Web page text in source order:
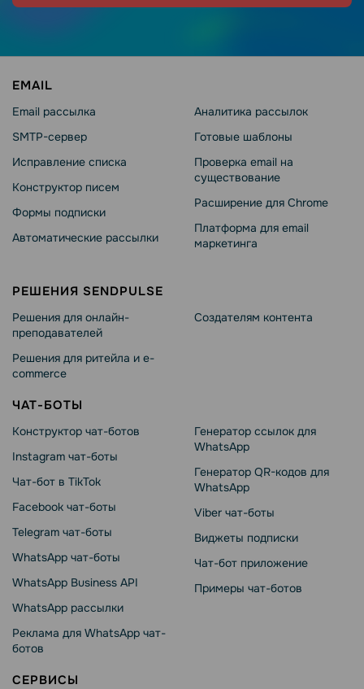
EMAIL
Email рассылка
SMTP-сервер
Исправление списка
Конструктор писем
Формы подписки
Автоматические рассылки
Аналитика рассылок
Готовые шаблоны
Проверка email на
существование
Расширение для Chrome
Платформа для email
маркетинга
РЕШЕНИЯ SENDPULSE
Решения для онлайн-
преподавателей
Решения для ритейла и e-
commerce
Создателям контента
ЧАТ-БОТЫ
Конструктор чат-ботов
Instagram чат-боты
Чат-бот в TikTok
Facebook чат-боты
Telegram чат-боты
WhatsApp чат-боты
WhatsApp Business API
WhatsApp рассылки
Реклама для WhatsApp чат-
ботов
Генератор ссылок для
WhatsApp
Генератор QR-кодов для
WhatsApp
Viber чат-боты
Виджеты подписки
Чат-бот приложение
Примеры чат-ботов
СЕРВИСЫ